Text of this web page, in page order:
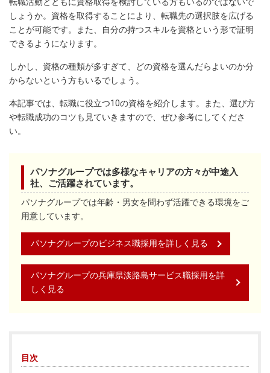
しょうか。資格を取得することにより、転職先の選択肢を広げる
ことが可能です。また、自分の持つスキルを資格という形で証明
できるようになります。
しかし、資格の種類が多すぎて、どの資格を選んだらよいのか分
からないという方もいるでしょう。
本記事では、転職に役立つ10の資格を紹介します。また、選び方
や転職成功のコツも見ていきますので、ぜひ参考にしてくださ
い。
パソナグループでは多様なキャリアの方々が中途入
社、ご活躍されています。
パソナグループでは年齢・男女を問わず活躍できる環境をご
用意しています。
パソナグループのビジネス職採用を詳しく見る
パソナグループの兵庫県淡路島サービス職採用を詳
しく見る
目次